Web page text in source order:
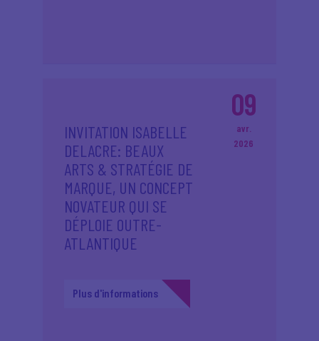
09
avr.
2026
INVITATION ISABELLE
DELACRE: BEAUX
ARTS & STRATÉGIE DE
MARQUE, UN CONCEPT
NOVATEUR QUI SE
DÉPLOIE OUTRE-
ATLANTIQUE
Plus d'informations